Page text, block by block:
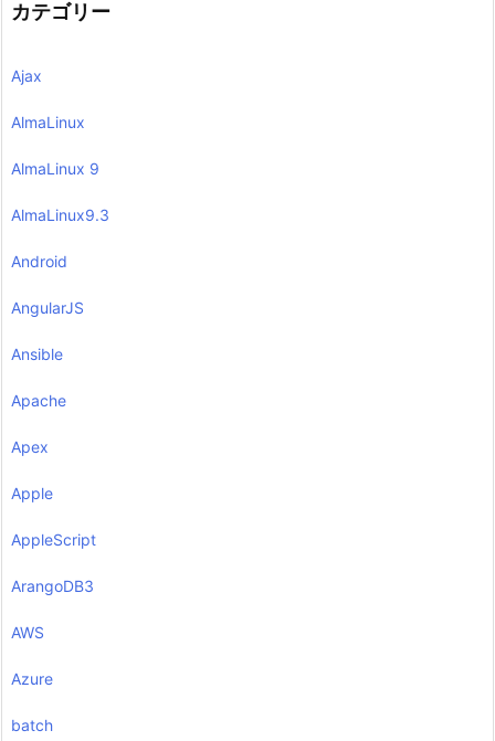
カテゴリー
Ajax
AlmaLinux
AlmaLinux 9
AlmaLinux9.3
Android
AngularJS
Ansible
Apache
Apex
Apple
AppleScript
ArangoDB3
AWS
Azure
batch